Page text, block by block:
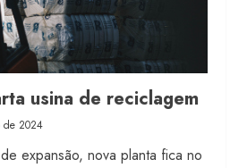
usina de reciclagem
de 2024
expansão, nova planta fica no